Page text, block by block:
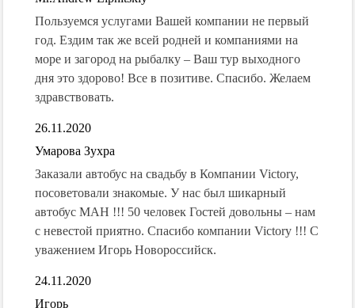
Пользуемся услугами Вашей компании не первый
год. Ездим так же всей родней и компаниями на
море и загород на рыбалку – Ваш тур выходного
дня это здорово! Все в позитиве. Спасибо. Желаем
здравствовать.
26.11.2020
Умарова Зухра
Заказали автобус на свадьбу в Компании Victory,
посоветовали знакомые. У нас был шикарный
автобус МАН !!! 50 человек Гостей довольны – нам
с невестой приятно. Спасибо компании Victory !!! С
уважением Игорь Новороссийск.
24.11.2020
Игорь